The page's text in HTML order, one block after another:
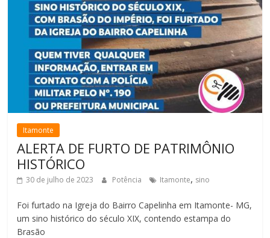
Itamonte
ALERTA DE FURTO DE PATRIMÔNIO
HISTÓRICO
30 de julho de 2023 Potência Itamonte, sino
Foi furtado na Igreja do Bairro Capelinha em Itamonte- MG,
um sino histórico do século XIX, contendo estampa do
Brasão